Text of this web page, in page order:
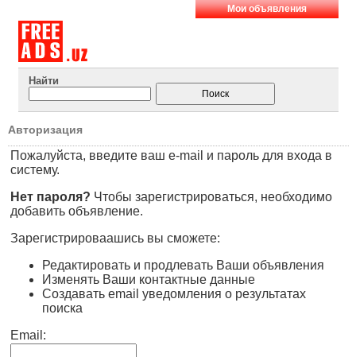
Мои объявления
Найти
Авторизация
Пожалуйста, введите ваш e-mail и пароль для входа в
систему.
Нет пароля? Чтобы зарегистрироваться, необходимо
добавить объявление.
Зарегистрироваашись вы сможете:
Редактировать и продлевать Ваши объявления
Изменять Ваши контактные данные
Создавать email уведомления о результатах
поиска
Email: